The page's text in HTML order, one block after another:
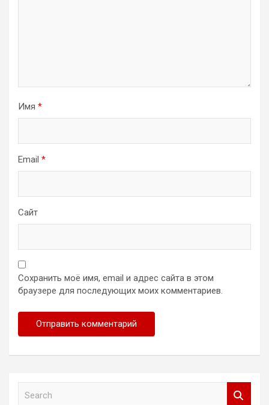
Имя *
Email *
Сайт
Сохранить моё имя, email и адрес сайта в этом
браузере для последующих моих комментариев.